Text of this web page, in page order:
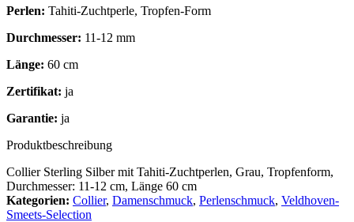
Perlen: Tahiti-Zuchtperle, Tropfen-Form
Durchmesser: 11-12 mm
Länge: 60 cm
Zertifikat: ja
Garantie: ja
Produktbeschreibung
Collier Sterling Silber mit Tahiti-Zuchtperlen, Grau, Tropfenform,
Durchmesser: 11-12 cm, Länge 60 cm
Kategorien: Collier, Damenschmuck, Perlenschmuck, Veldhoven-
Smeets-Selection